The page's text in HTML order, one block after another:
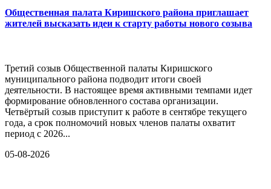
Общественная палата Киришского района приглашает
жителей высказать идеи к старту работы нового созыва
Третий созыв Общественной палаты Киришского
муниципального района подводит итоги своей
деятельности. В настоящее время активными темпами идет
формирование обновленного состава организации.
Четвёртый созыв приступит к работе в сентябре текущего
года, а срок полномочий новых членов палаты охватит
период с 2026...
05-08-2026